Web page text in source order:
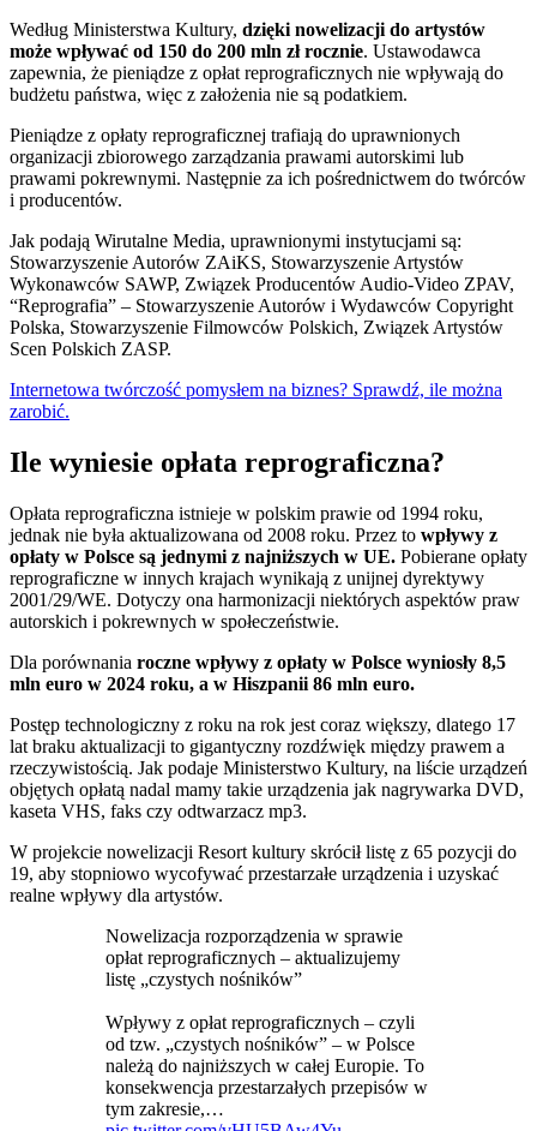
Według Ministerstwa Kultury, dzięki nowelizacji do artystów
może wpływać od 150 do 200 mln zł rocznie. Ustawodawca
zapewnia, że pieniądze z opłat reprograficznych nie wpływają do
budżetu państwa, więc z założenia nie są podatkiem.
Pieniądze z opłaty reprograficznej trafiają do uprawnionych
organizacji zbiorowego zarządzania prawami autorskimi lub
prawami pokrewnymi. Następnie za ich pośrednictwem do twórców
i producentów.
Jak podają Wirutalne Media, uprawnionymi instytucjami są:
Stowarzyszenie Autorów ZAiKS, Stowarzyszenie Artystów
Wykonawców SAWP, Związek Producentów Audio-Video ZPAV,
“Reprografia” – Stowarzyszenie Autorów i Wydawców Copyright
Polska, Stowarzyszenie Filmowców Polskich, Związek Artystów
Scen Polskich ZASP.
Internetowa twórczość pomysłem na biznes? Sprawdź, ile można
zarobić.
Ile wyniesie opłata reprograficzna?
Opłata reprograficzna istnieje w polskim prawie od 1994 roku,
jednak nie była aktualizowana od 2008 roku. Przez to wpływy z
opłaty w Polsce są jednymi z najniższych w UE. Pobierane opłaty
reprograficzne w innych krajach wynikają z unijnej dyrektywy
2001/29/WE. Dotyczy ona harmonizacji niektórych aspektów praw
autorskich i pokrewnych w społeczeństwie.
Dla porównania roczne wpływy z opłaty w Polsce wyniosły 8,5
mln euro w 2024 roku, a w Hiszpanii 86 mln euro.
Postęp technologiczny z roku na rok jest coraz większy, dlatego 17
lat braku aktualizacji to gigantyczny rozdźwięk między prawem a
rzeczywistością. Jak podaje Ministerstwo Kultury, na liście urządzeń
objętych opłatą nadal mamy takie urządzenia jak nagrywarka DVD,
kaseta VHS, faks czy odtwarzacz mp3.
W projekcie nowelizacji Resort kultury skrócił listę z 65 pozycji do
19, aby stopniowo wycofywać przestarzałe urządzenia i uzyskać
realne wpływy dla artystów.
Nowelizacja rozporządzenia w sprawie
opłat reprograficznych – aktualizujemy
listę „czystych nośników”
Wpływy z opłat reprograficznych – czyli
od tzw. „czystych nośników” – w Polsce
należą do najniższych w całej Europie. To
konsekwencja przestarzałych przepisów w
tym zakresie,…